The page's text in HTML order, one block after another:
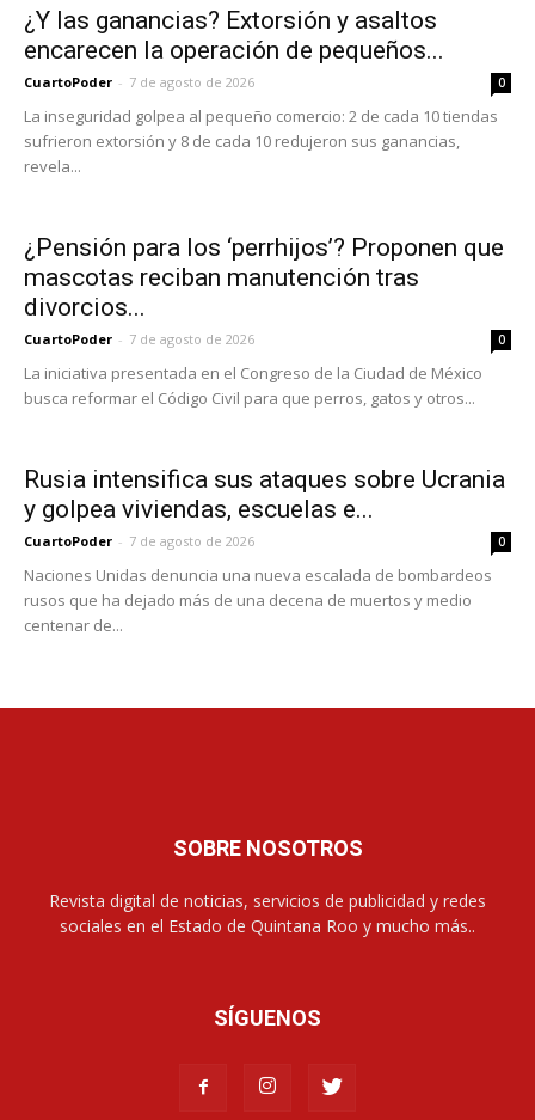
¿Y las ganancias? Extorsión y asaltos
encarecen la operación de pequeños...
CuartoPoder - 7 de agosto de 2026 0
La inseguridad golpea al pequeño comercio: 2 de cada 10 tiendas
sufrieron extorsión y 8 de cada 10 redujeron sus ganancias,
revela...
¿Pensión para los ‘perrhijos’? Proponen que
mascotas reciban manutención tras
divorcios...
CuartoPoder - 7 de agosto de 2026 0
La iniciativa presentada en el Congreso de la Ciudad de México
busca reformar el Código Civil para que perros, gatos y otros...
Rusia intensifica sus ataques sobre Ucrania
y golpea viviendas, escuelas e...
CuartoPoder - 7 de agosto de 2026 0
Naciones Unidas denuncia una nueva escalada de bombardeos
rusos que ha dejado más de una decena de muertos y medio
centenar de...
SOBRE NOSOTROS
Revista digital de noticias, servicios de publicidad y redes
sociales en el Estado de Quintana Roo y mucho más..
SÍGUENOS